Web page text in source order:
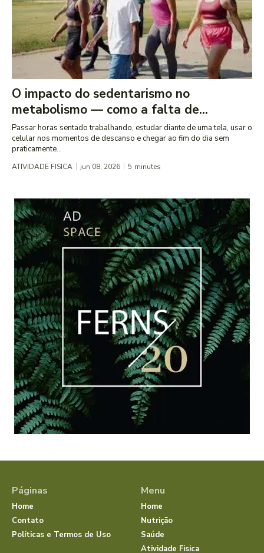
O impacto do sedentarismo no
metabolismo — como a falta de...
Passar horas sentado trabalhando, estudar diante de uma tela, usar o
celular nos momentos de descanso e chegar ao fim do dia sem
praticamente...
ATIVIDADE FISICA jun 08, 2026 5 minutes
Páginas
Home
Contato
Políticas e Termos de Uso
Menu
Home
Nutrição
Saúde
Atividade Fisica